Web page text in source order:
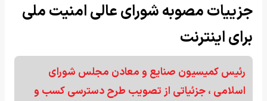
جزییات مصوبه شورای عالی امنیت ملی
برای اینترنت
رئیس کمیسیون صنایع و معادن مجلس شورای
اسلامی ، جزئیاتی از تصویب طرح دسترسی کسب و